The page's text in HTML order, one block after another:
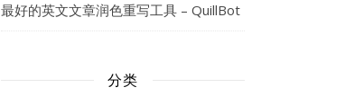
最好的英文文章润色重写工具 – QuillBot
分类